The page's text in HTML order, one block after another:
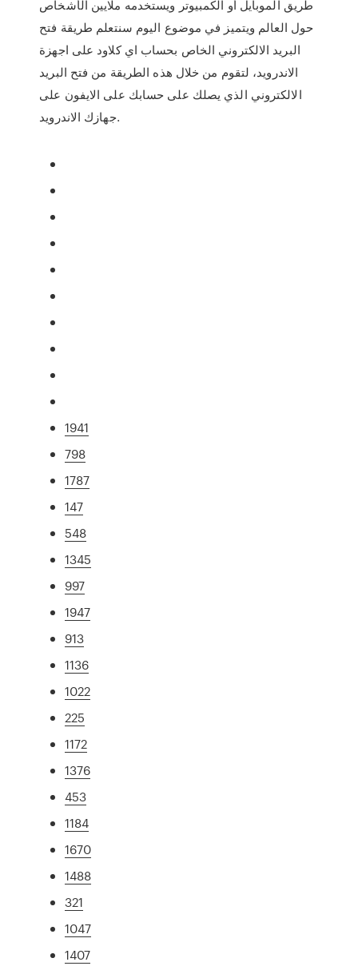
طريق الموبايل أو الكمبيوتر ويستخدمه ملايين الأشخاص
حول العالم ويتميز في موضوع اليوم سنتعلم طريقة فتح
البريد الالكتروني الخاص بحساب اي كلاود على اجهزة
الاندرويد، لتقوم من خلال هذه الطريقة من فتح البريد
الالكتروني الذي يصلك على حسابك على الايفون على
جهازك الاندرويد.
1941
798
1787
147
548
1345
997
1947
913
1136
1022
225
1172
1376
453
1184
1670
1488
321
1047
1407